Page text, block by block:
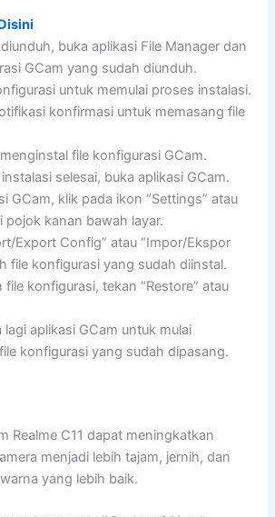
buka aplikasi File Manager dan
GCam yang sudah diunduh.
untuk memulai proses instalasi.
konfirmasi untuk memasang file
file konfigurasi GCam.
selesai, buka aplikasi GCam.
GCam, klik pada ikon “Settings” atau
pojok kanan bawah layar.
Export Config” atau “Impor/Ekspor
file konfigurasi yang sudah diinstal.
file konfigurasi, tekan “Restore” atau
lagi aplikasi GCam untuk mulai
konfigurasi yang sudah dipasang.
Realme C11 dapat meningkatkan
menjadi lebih tajam, jernih, dan
yang lebih baik.